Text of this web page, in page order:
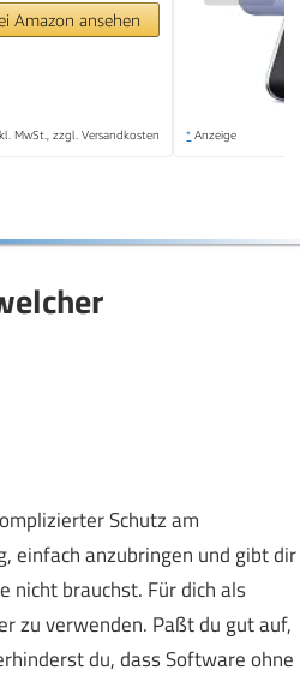
Amazon ansehen
MwSt., zzgl. Versandkosten * Anzeige
Schutz am
einfach anzubringen und gibt dir
nicht brauchst. Für dich als
zu verwenden. Paßt du gut auf,
du, dass Software ohne